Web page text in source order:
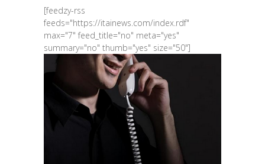
[feedzy-rss
feeds="https://itainews.com/index.rdf"
max="7" feed_title="no" meta="yes"
summary="no" thumb="yes" size="50"]